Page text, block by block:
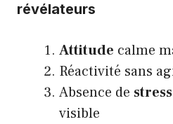
révélateurs
Attitude calme
Réactivité sans
Absence de stress
visible